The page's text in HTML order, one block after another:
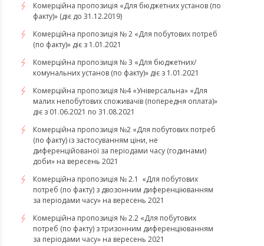
Комерційна пропозиція «Для бюджетних установ (по
факту)» (діє до 31.12.2019)
Комерційна пропозиція № 2 «Для побутових потреб
(по факту)» діє з 1.01.2021
Комерційна пропозиція № 3 «Для бюджетних/
комунальних установ (по факту)» діє з 1.01.2021
Комерційна пропозиція №4 «Універсальна» «Для
малих непобутових споживачів (попередня оплата)»
діє з 01.06.2021 по 31.08.2021
Комерційна пропозиція №2 «Для побутових потреб
(по факту) із застосуванням ціни, не
диференційованої за періодами часу (годинами)
доби» на вересень 2021
Комерційна пропозиція № 2.1 «Для побутових
потреб (по факту) з двозонним диференціюванням
за періодами часу» на вересень 2021
Комерційна пропозиція № 2.2 «Для побутових
потреб (по факту) з тризонним диференціюванням
за періодами часу» на вересень 2021